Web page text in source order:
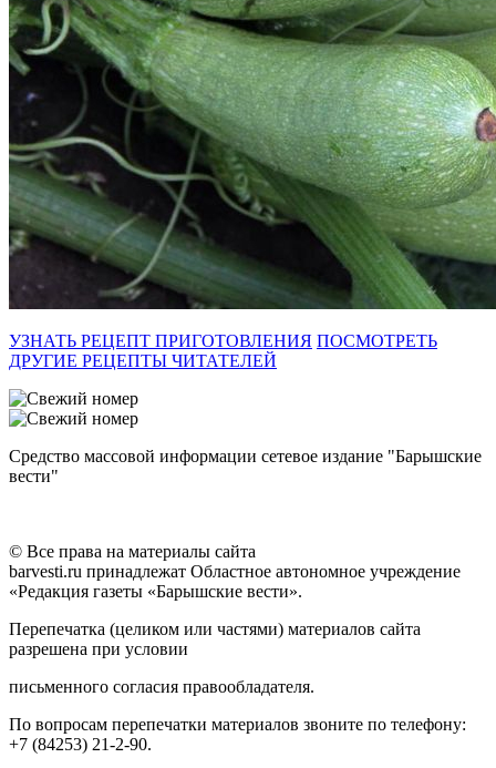
УЗНАТЬ РЕЦЕПТ ПРИГОТОВЛЕНИЯ ПОСМОТРЕТЬ
ДРУГИЕ РЕЦЕПТЫ ЧИТАТЕЛЕЙ
Средство массовой информации сетевое издание "Барышские
вести"
© Все права на материалы сайта
barvesti.ru принадлежат Областное автономное учреждение
«Редакция газеты «Барышские вести».
Перепечатка (целиком или частями) материалов сайта
разрешена при условии
письменного согласия правообладателя.
По вопросам перепечатки материалов звоните по телефону:
+7 (84253) 21-2-90.